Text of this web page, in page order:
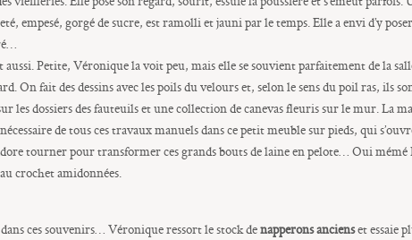
empesé, gorgé de sucre, est ramolli et jauni par le temps. Elle a envi d’y
Petite, Véronique la voit peu, mais elle se souvient parfaitement de la
On fait des dessins avec les poils du velours et, selon le sens du poil ras, ils
les dossiers des fauteuils et une collection de canevas fleuris sur le mur. La
de tous ces travaux manuels dans ce petit meuble sur pieds, qui
tourner pour transformer ces grands bouts de laine en pelote… Oui
crochet amidonnées.
ces souvenirs… Véronique ressort le stock denapperons ancienset essaie